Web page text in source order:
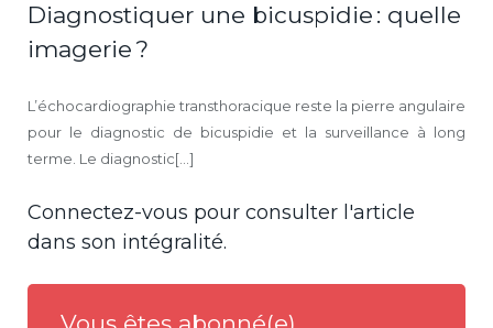
Diagnostiquer une bicuspidie : quelle
imagerie ?
L’échocardiographie transthoracique reste la pierre angulaire
pour le diagnostic de bicuspidie et la surveillance à long
terme. Le diagnostic[...]
Connectez-vous pour consulter l'article
dans son intégralité.